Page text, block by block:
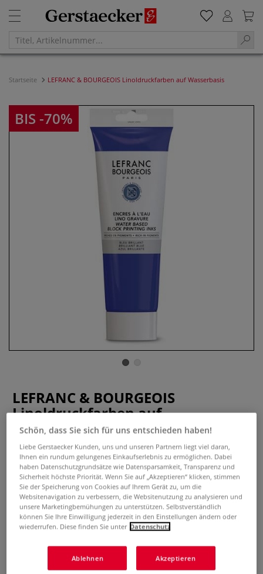
Startseite LEFRANC & BOURGEOIS Linoldruckfarben auf Wasserbasis
BIS -70%
LEFRANC & BOURGEOIS
Linoldruckfarben auf
Wasserbasis
1 Bewertung
Diese Hochdruckfarbe eignet sich für den Linoldruck und
Druck von Holzschnitten sowie für Materialdrucke. Die
Farben sind bestens geeignet für Schule und Therapie.
Mehr
15,60 €
ab
Schön, dass Sie sich für uns entschieden haben!
Liebe Gerstaecker Kunden, uns und unseren Partnern liegt viel daran,
Ihnen ein rundum gelungenes Einkaufserlebnis zu ermöglichen. Dabei
haben Datenschutzgrundsätze wie Datensparsamkeit, Transparenz und
Sicherheit höchste Priorität. Wenn Sie auf „Akzeptieren“ klicken, stimmen
Sie der Speicherung von Cookies auf Ihrem Gerät zu, um die
Websitenavigation zu verbessern, die Websitenutzung zu analysieren und
unsere Marketingbemühungen zu unterstützen. Selbstverständlich
können Sie Ihre Einwilligung jederzeit in den Einstellungen ändern oder
wiederrufen. Diese finden Sie unter Datenschutz
Ablehnen Akzeptieren